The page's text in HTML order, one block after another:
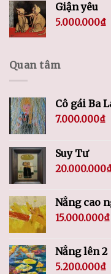
Giận yêu
5.000.000₫
Quan tâm
Cô gái Ba
7.000.000₫
Suy Tư
20.000.000
Nắng cao
15.000.000₫
Nắng lên 2
5.200.000₫